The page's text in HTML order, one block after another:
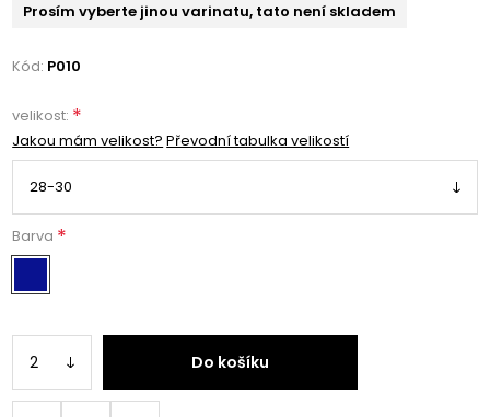
Prosím vyberte jinou varinatu, tato není skladem
Kód: P010
velikost: *
Jakou mám velikost? Převodní tabulka velikostí
Barva *
Do košíku